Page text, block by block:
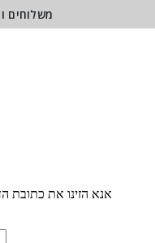
אנא הזינו את כתובת
משלוחים